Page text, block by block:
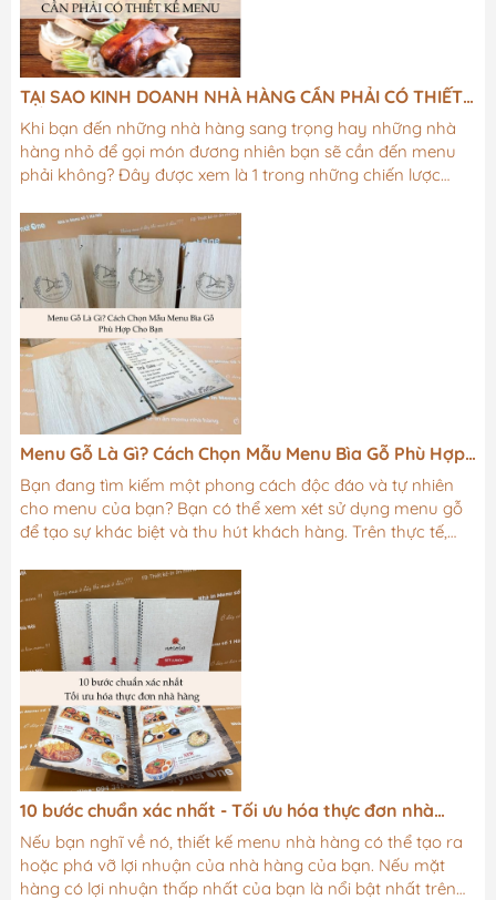
TẠI SAO KINH DOANH NHÀ HÀNG CẦN PHẢI CÓ THIẾT
KẾ MENU
Khi bạn đến những nhà hàng sang trọng hay những nhà
hàng nhỏ để gọi món đương nhiên bạn sẽ cần đến menu
phải không? Đây được xem là 1 trong những chiến lược
kinh doanh nhà hàng bắt buộc phải có thiết kế menu???
Cùng Skynet One tìm hiểu ngay sau đây bạn nhé!1. THỂ
HIỆN SỰ SANG TRỌNG, CHUYÊN NGHIỆP CHO NHÀ
HÀNGVới thiết kế menu nó sẽ thể hiện được sự sang trọng
của nhà hàng. Thay vì khi gọi món khách hàng cần phải
gọi...
Menu Gỗ Là Gì? Cách Chọn Mẫu Menu Bìa Gỗ Phù Hợp
Cho Bạn
Bạn đang tìm kiếm một phong cách độc đáo và tự nhiên
cho menu của bạn? Bạn có thể xem xét sử dụng menu gỗ
để tạo sự khác biệt và thu hút khách hàng. Trên thực tế,
quán cafe với nhiều tùy chọn thiết kế phù hợp với mọi cơ
sở kinh doanh. Trong bài viết này, chúng tôi sẽ hướng dẫn
bạn cách chọn mẫu menu bìa gỗ phù hợp nhất cho địa
điểm của bạn.1️⃣Tính năng và đặc điểm của menu bìa
gỗTrước khi bàn...
10 bước chuẩn xác nhất - Tối ưu hóa thực đơn nhà
hàng
Nếu bạn nghĩ về nó, thiết kế menu nhà hàng có thể tạo ra
hoặc phá vỡ lợi nhuận của nhà hàng của bạn. Nếu mặt
hàng có lợi nhuận thấp nhất của bạn là nổi bật nhất trên